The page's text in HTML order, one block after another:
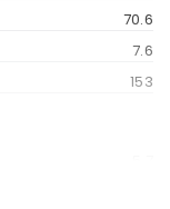
70.6
7.6
153